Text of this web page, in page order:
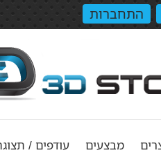
התחברות
מבצעים עודפים /